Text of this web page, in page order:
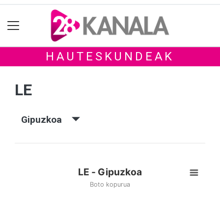
HAUTESKUNDEAK
LE
Gipuzkoa
LE - Gipuzkoa
Boto kopurua